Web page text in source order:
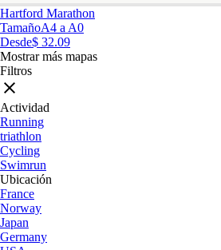
Hartford Marathon
TamañoA4 a A0
Desde$ 32.09
Mostrar más mapas
Filtros
Actividad
Running
triathlon
Cycling
Swimrun
Ubicación
France
Norway
Japan
Germany